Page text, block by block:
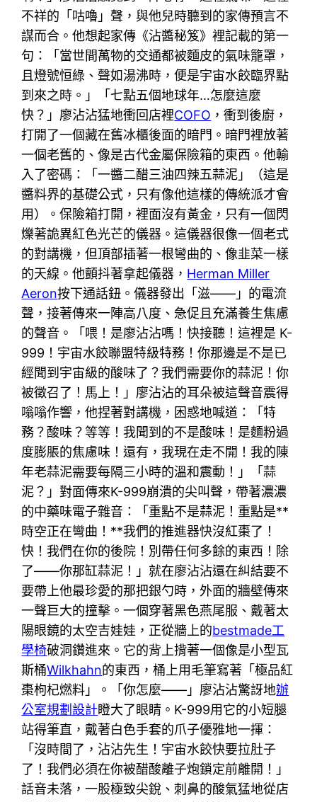
不祥的「咕嚕」聲，與他兒時聽到的家傳預言不
謀而合。他想起家傳《沾醬秘笈》裡記載的第一
句：「當世間萬物的交通都被麵皮的氣味籠罩，
且燈號恒綠、聲如湯沸時，便是宇宙水餃臨界點
到來之時。」「七點五個地球年…怎麼這麼
快？」廖沾沾猛地衝回店裡COFO ，衝到後廚，
打開了一個藏在舊冰櫃後面的暗門。暗門裡放著
一個老舊的、像是古代金屬保險箱的東西。他輸
入了密碼：「一醬二醋三油四辣五蒜泥」（這是
醬料界的基礎公式，只有像他這樣的傳統派才會
用）。保險箱打開，裡面沒有黃金，只有一個閃
爍著詭異紅色光芒的儀器。這儀器很像一個老式
的對講機，但頂部插著一根彎曲的、像韭菜一樣
的天線。他顫抖著拿起儀器， Herman Miller
Aeron按下通話鈕。儀器發出「滋——」的電流
聲，接著傳來一陣高八度、急促且充滿養生焦慮
的聲音。「喂！是廖沾沾嗎！快接聽！這裡是 K-
999！宇宙水餃聯盟特級特務！你那邊是不是已
經聞到宇宙級的酸味了？我們需要你的蒜泥！你
被徵召了！馬上！」廖沾沾的耳朵被這聲音震得
嗡嗡作響，他捏著對講機，困惑地喊道：「特
務？酸味？等等！我聞到的不是酸味！是麵粉過
度膨脹的焦慮味！還有，我現在走不開！我的陳
年老蒜泥需要每隔三小時的溫和震動！」「蒜
泥？」對面傳來K-999崩潰的尖叫聲，帶著濃濃
的中藥味電子雜音：「重點不是蒜泥！重點是**
時空正在彎曲！**我們的推進器快沒紅棗了！
快！我們在你的後院！別帶任何多餘的東西！除
了——你那缸蒜泥！」就在廖沾沾還在糾結要不
要帶上他最珍愛的那把銀勺時，外面的牆壁傳來
一聲巨大的撞擊。一個穿著黑色燕尾服、戴著太
陽眼鏡的太空吉娃娃，正從牆上的bestmade工
學椅破洞鑽進來。它的背上揹著一個像是小型瓦
斯桶Wilkhahn的東西，桶上用毛筆寫著「極品紅
棗枸杞燃料」。「你怎麼——」廖沾沾驚訝地辦
公室規劃設計瞪大了眼睛。K-999用它的小短腿
站得筆直，戴著白色手套的爪子優雅地一揮：
「沒時間了，沾沾先生！宇宙水餃快要拉肚子
了！我們必須在你被醋酸離子炮鎖定前離開！」
話音未落，一股極致尖銳、刺鼻的酸氣猛地從店